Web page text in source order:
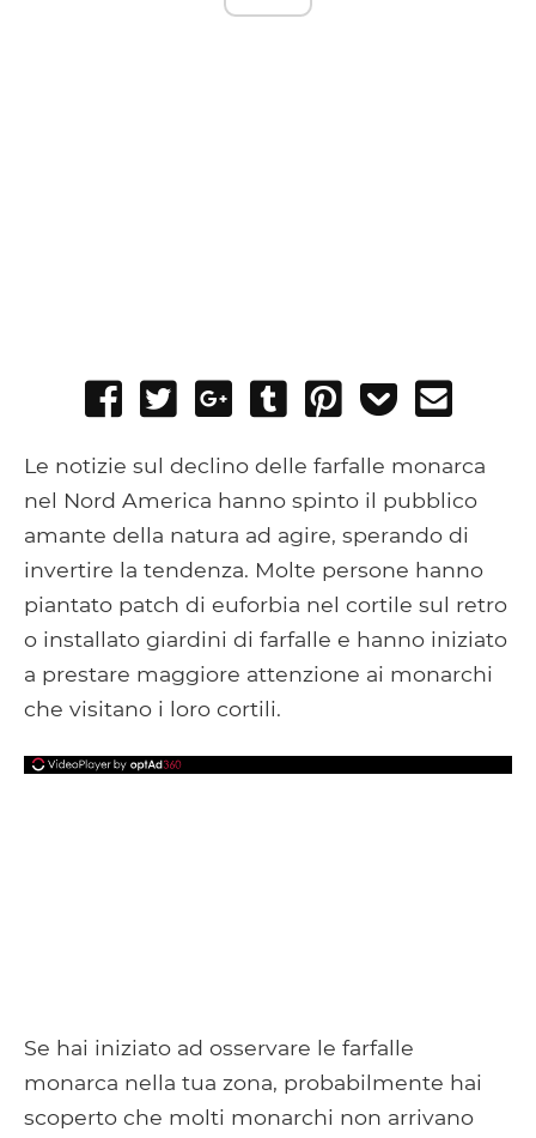
Share
Facebook
Tweet
Share
Google+
Post
Tumblr
Pin
Add
Pocket
Le notizie sul declino delle farfalle monarca
nel Nord America hanno spinto il pubblico
amante della natura ad agire, sperando di
invertire la tendenza. Molte persone hanno
piantato patch di euforbia nel cortile sul retro
o installato giardini di farfalle e hanno iniziato
a prestare maggiore attenzione ai monarchi
che visitano i loro cortili.
Se hai iniziato ad osservare le farfalle
monarca nella tua zona, probabilmente hai
scoperto che molti monarchi non arrivano